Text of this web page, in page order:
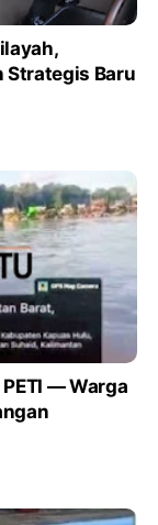
Strategis Baru
— Warga